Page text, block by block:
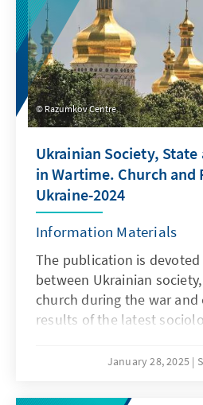
Razumkov Centre
Ukrainian Society, State
in Wartime. Church and
Ukraine-2024
Information Materials
The publication is
between Ukrainian
church during the war
results of the latest
Church in Ukrainian
Ukraine over almost a
January 28, 2025